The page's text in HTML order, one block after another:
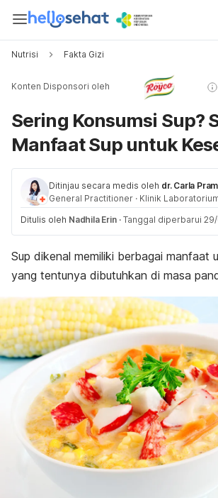
Nutrisi Fakta Gizi
Konten Disponsori oleh
Sering Konsumsi Sup?
Manfaat Sup untuk
Ditinjau secara medis oleh dr. Carla
General Practitioner · Klinik
Ditulis oleh Nadhila Erin · Tanggal diperbarui
Sup dikenal memiliki berbagai manfaat
yang tentunya dibutuhkan di masa